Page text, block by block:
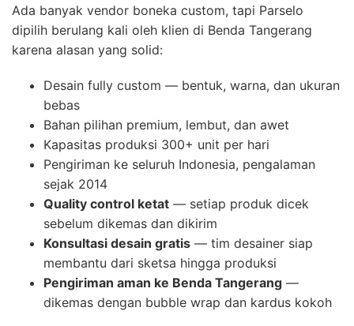
Ada banyak vendor boneka custom, tapi Parselo
dipilih berulang kali oleh klien di Benda Tangerang
karena alasan yang solid:
Desain fully custom — bentuk, warna, dan ukuran
bebas
Bahan pilihan premium, lembut, dan awet
Kapasitas produksi 300+ unit per hari
Pengiriman ke seluruh Indonesia, pengalaman
sejak 2014
Quality control ketat — setiap produk dicek
sebelum dikemas dan dikirim
Konsultasi desain gratis — tim desainer siap
membantu dari sketsa hingga produksi
Pengiriman aman ke Benda Tangerang —
dikemas dengan bubble wrap dan kardus kokoh